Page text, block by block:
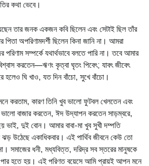
কথা ভেবে।
তার জনক একজন কবি ছিলেন এবং সেটাই ছিল তাঁর
অপরিণামদর্শী ছিলেন কিনা জানি না। আমরা
সম্পর্কে যথার্থভাবে বলতে পারি না। তবে আমার
করতেন—ঋণং কৃত্বা ঘৃতং পিবেৎ; যাবৎ জীবেৎ
হলেও ঘি খাও, যত দিন বাঁচো, সুখে বাঁচো।
করতাম, কারণ তিনি খুব ভালো ফুটবল খেলতেন এবং
ভালো বাজার করতেন, ঈদ উদ্যাপন করতেন সাড়ম্বরে,
ভাই, দুই বোন। আমার বাবা-মা খুব সুখী দম্পতি
ঝড় উঠেছে একাধিকবার। এই পার্থিব জীবনে কেউ তো
না। সমাজের ধনী, মধ্যবিত্ত, দরিদ্র সব স্তরের মানুষকে
পার হতে হয়। এই পরিণত বয়েসে আমি প্রায়ই আপন মনে